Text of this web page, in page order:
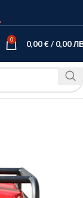
0 0,00€/ 0,00